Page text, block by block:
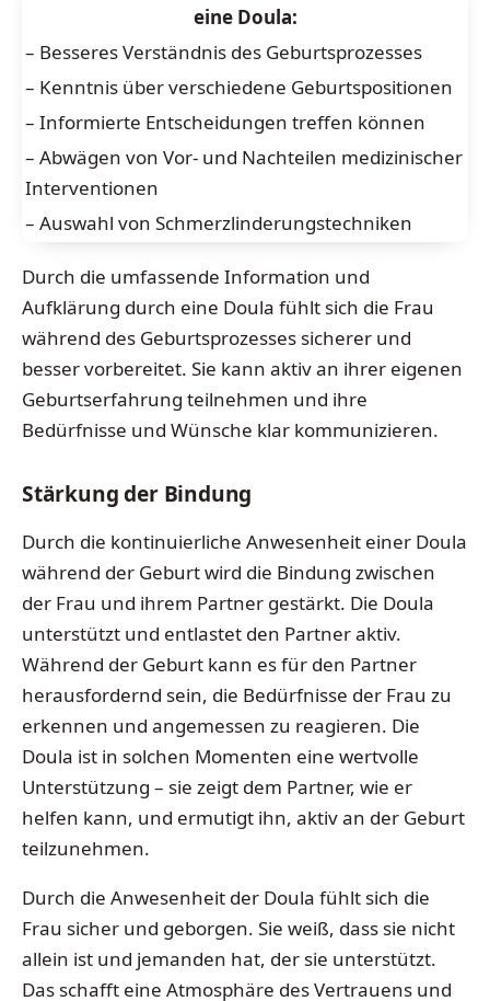
eine Doula:
– Besseres Verständnis des Geburtsprozesses
– Kenntnis über verschiedene Geburtspositionen
– Informierte Entscheidungen treffen können
– Abwägen von Vor- und Nachteilen medizinischer
Interventionen
– Auswahl von Schmerzlinderungstechniken
Durch die umfassende Information und
Aufklärung durch eine Doula fühlt sich die Frau
während des Geburtsprozesses sicherer und
besser vorbereitet. Sie kann aktiv an ihrer eigenen
Geburtserfahrung teilnehmen und ihre
Bedürfnisse und Wünsche klar kommunizieren.
Stärkung der Bindung
Durch die kontinuierliche Anwesenheit einer Doula
während der Geburt wird die Bindung zwischen
der Frau und ihrem Partner gestärkt. Die Doula
unterstützt und entlastet den Partner aktiv.
Während der Geburt kann es für den Partner
herausfordernd sein, die Bedürfnisse der Frau zu
erkennen und angemessen zu reagieren. Die
Doula ist in solchen Momenten eine wertvolle
Unterstützung – sie zeigt dem Partner, wie er
helfen kann, und ermutigt ihn, aktiv an der Geburt
teilzunehmen.
Durch die Anwesenheit der Doula fühlt sich die
Frau sicher und geborgen. Sie weiß, dass sie nicht
allein ist und jemanden hat, der sie unterstützt.
Das schafft eine Atmosphäre des Vertrauens und